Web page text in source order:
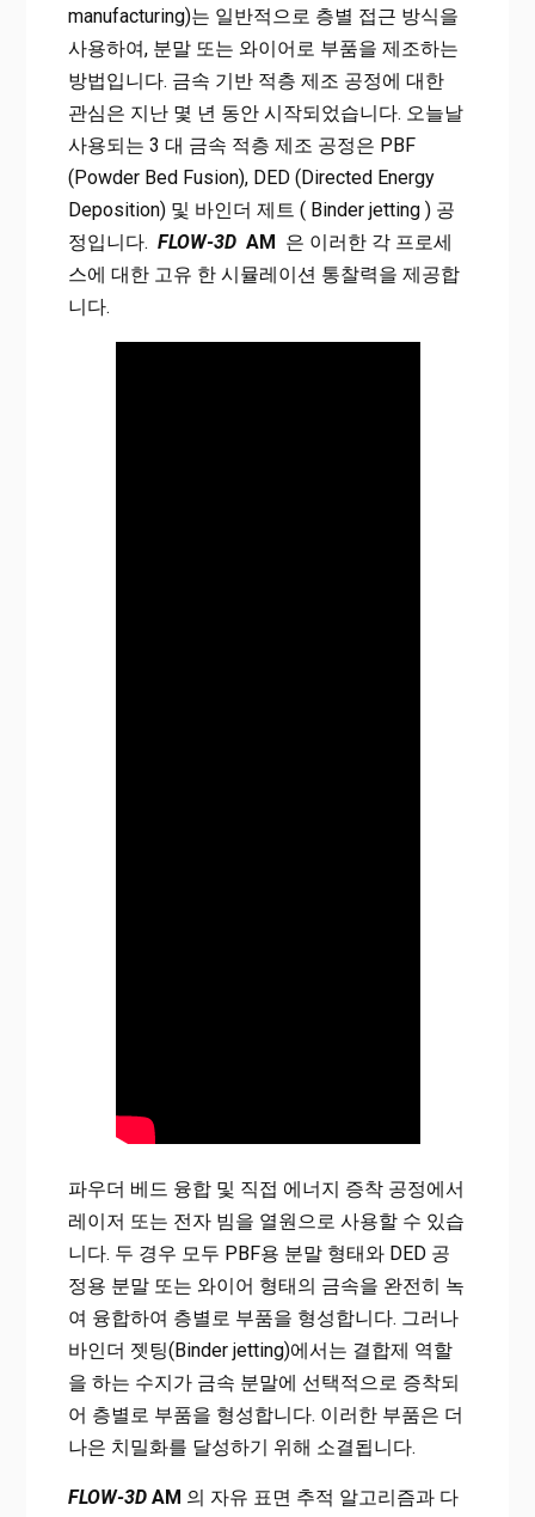
manufacturing)는 일반적으로 층별 접근 방식을
사용하여, 분말 또는 와이어로 부품을 제조하는
방법입니다. 금속 기반 적층 제조 공정에 대한
관심은 지난 몇 년 동안 시작되었습니다. 오늘날
사용되는 3 대 금속 적층 제조 공정은 PBF
(Powder Bed Fusion), DED (Directed Energy
Deposition) 및 바인더 제트 ( Binder jetting ) 공
정입니다. FLOW-3DAM 은 이러한 각 프로세
스에 대한 고유 한 시뮬레이션 통찰력을 제공합
니다.
파우더 베드 융합 및 직접 에너지 증착 공정에서
레이저 또는 전자 빔을 열원으로 사용할 수 있습
니다. 두 경우 모두 PBF용 분말 형태와 DED 공
정용 분말 또는 와이어 형태의 금속을 완전히 녹
여 융합하여 층별로 부품을 형성합니다. 그러나
바인더 젯팅(Binder jetting)에서는 결합제 역할
을 하는 수지가 금속 분말에 선택적으로 증착되
어 층별로 부품을 형성합니다. 이러한 부품은 더
나은 치밀화를 달성하기 위해 소결됩니다.
FLOW-3DAM 의 자유 표면 추적 알고리즘과 다